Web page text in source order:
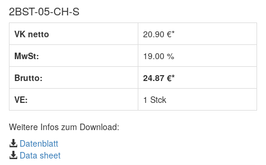
2BST-05-CH-S
VK netto
20.90 €*
MwSt:
19.00 %
Brutto:
24.87 €*
VE:
1 Stck
Weitere Infos zum Download:
Datenblatt
Data sheet